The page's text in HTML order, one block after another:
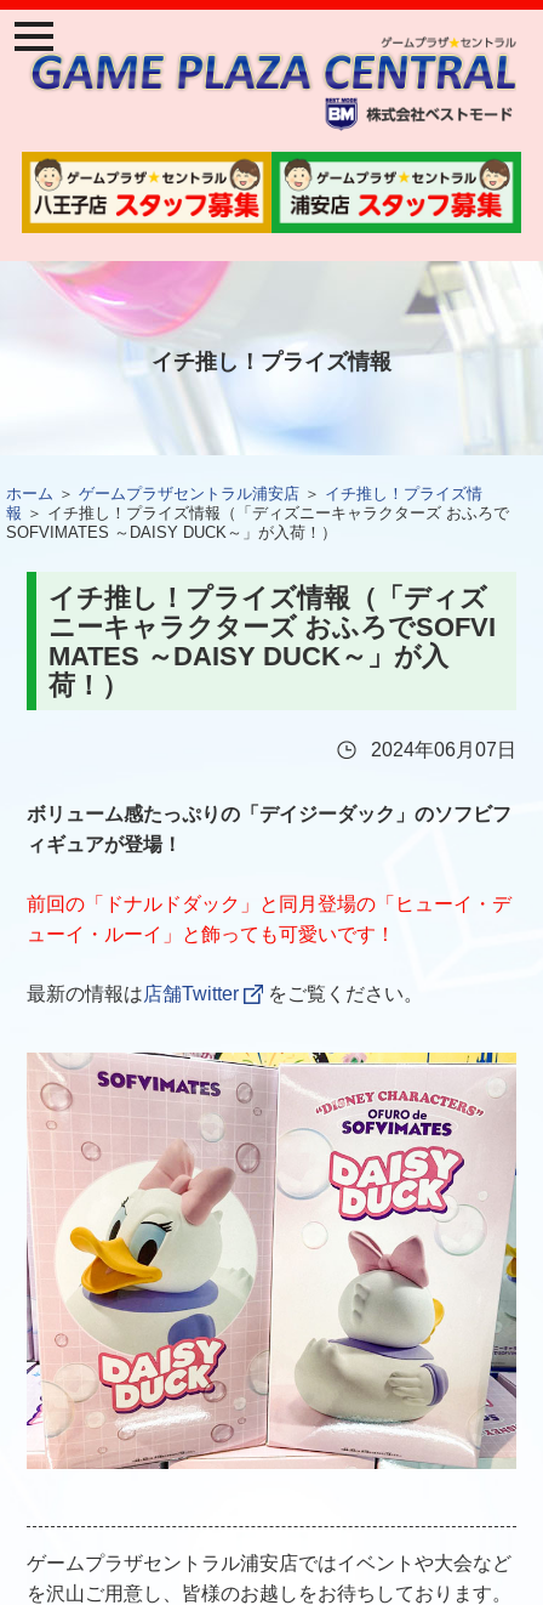
ナ
ビ
ゲ
ー
ン
メ
ニ
ュ
イチ推し！プライズ情報
ホーム ＞ ゲームプラザセントラル浦安店 ＞ イチ推し！プライズ情
報 ＞ イチ推し！プライズ情報（「ディズニーキャラクターズ おふろで
SOFVIMATES ～DAISY DUCK～」が入荷！）
イチ推し！プライズ情報（「ディズ
ニーキャラクターズ おふろでSOFVI
MATES ～DAISY DUCK～」が入
荷！）
2024年06月07日
ボリューム感たっぷりの「デイジーダック」のソフビフ
ィギュアが登場！
前回の「ドナルドダック」と同月登場の「ヒューイ・デ
ューイ・ルーイ」と飾っても可愛いです！
最新の情報は店舗Twitter をご覧ください。
ゲームプラザセントラル浦安店ではイベントや大会など
を沢山ご用意し、皆様のお越しをお待ちしております。